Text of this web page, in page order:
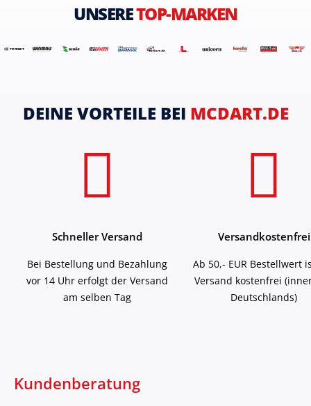
UNSERETOP-MARKEN
DEINE VORTEILE BEI MCDART.DE
Schneller Versand
Bei Bestellung und Bezahlung
vor 14 Uhr erfolgt der Versand
am selben Tag
Versandkostenfrei
Ab 50,- EUR Bestellwert
Versand kostenfrei
Deutschlands)
Kundenberatung